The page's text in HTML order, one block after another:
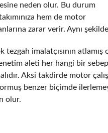
neden olur. Bu durum
hem de motor
zarar verir. Aynı
tezgah imalatçısının
aleti her hangi bir
Aksi takdirde motor
benzer biçimde
olur.